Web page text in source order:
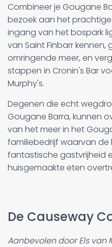
Combineer je Gougane
bezoek aan het
ingang van het bospark
van Saint Finbarr
omringende meer, en
stappen in Cronin's Bar
Murphy's.
Degenen die echt
Gougane Barra, kunnen
van het meer in het
familiebedrijf waarvan
fantastische gastvrijheid
huisgemaakte eten
De Causeway
Aanbevolen door Els van